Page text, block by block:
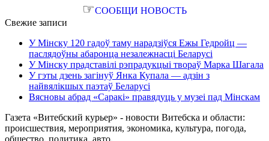
☞СООБЩИ НОВОСТЬ
Свежие записи
У Мінску 120 гадоў таму нарадзіўся Ежы Гедройц —
паслядоўны абаронца незалежнасці Беларусі
У Мінску прадставілі рэпрадукцыі твораў Марка Шагала
У гэты дзень загінуў Янка Купала — адзін з
найвялікшых паэтаў Беларусі
Вясновы абрад «Саракі» правядуць у музеі пад Мінскам
Газета «Витебский курьер» - новости Витебска и области:
происшествия, мероприятия, экономика, культура, погода,
общество, политика, авто.